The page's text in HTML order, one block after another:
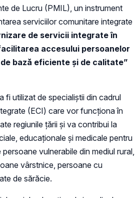
de Lucru (PMIL), un instrument
serviciilor comunitare integrate
de servicii integrate în
accesului persoanelor
bază eficiente și de calitate”
fi utilizat de specialiștii din cadrul
(ECI) care vor funcționa în
regiunile țării și va contribui la
educaționale și medicale pentru
vulnerabile din mediul rural,
vârstnice, persoane cu
de sărăcie.